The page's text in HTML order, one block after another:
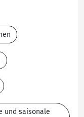
und saisonale